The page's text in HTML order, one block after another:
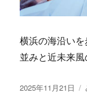
横浜の海沿い
並みと近未来
投
2025年11月21日